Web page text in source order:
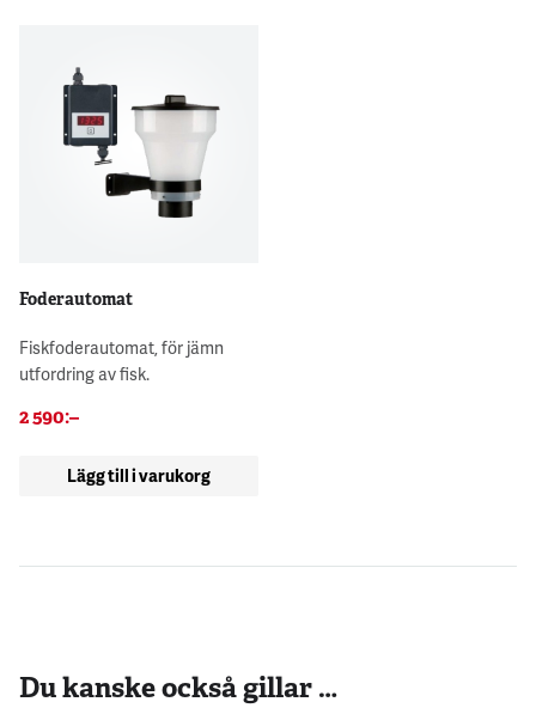
Foderautomat
Fiskfoderautomat, för jämn
utfordring av fisk.
2 590:–
Lägg till i varukorg
Du kanske också gillar …